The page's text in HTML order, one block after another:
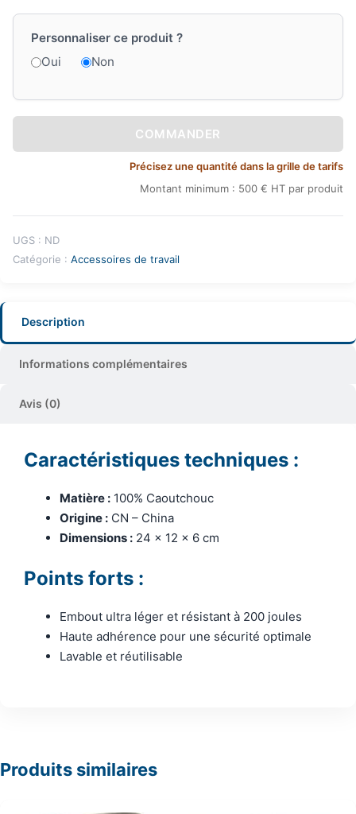
Personnaliser ce produit ?
Oui
Non
COMMANDER
Précisez une quantité dans la grille de tarifs
Montant minimum : 500 € HT par produit
UGS : ND
Catégorie : Accessoires de travail
Description
Informations complémentaires
Avis (0)
Caractéristiques techniques :
Matière : 100% Caoutchouc
Origine : CN – China
Dimensions : 24 x 12 x 6 cm
Points forts :
Embout ultra léger et résistant à 200 joules
Haute adhérence pour une sécurité optimale
Lavable et réutilisable
Produits similaires